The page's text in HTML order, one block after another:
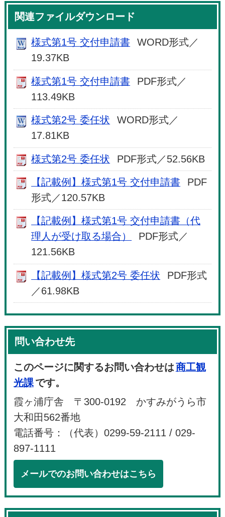
関連ファイルダウンロード
様式第1号 交付申請書
WORD形式／
19.37KB
様式第1号 交付申請書
PDF形式／
113.49KB
様式第2号 委任状
WORD形式／
17.81KB
様式第2号 委任状 PDF形式／52.56KB
【記載例】様式第1号 交付申請書
PDF
形式／120.57KB
【記載例】様式第1号 交付申請書（代
理人が受け取る場合）
PDF形式／
121.56KB
【記載例】様式第2号 委任状
PDF形式
／61.98KB
問い合わせ先
このページに関するお問い合わせは商工観
光課です。
霞ヶ浦庁舎 〒300-0192 かすみがうら市
大和田562番地
電話番号：（代表）0299-59-2111 / 029-
897-1111
メールでのお問い合わせはこちら